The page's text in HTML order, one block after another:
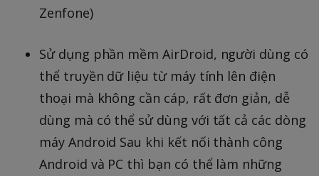
Zenfone)
Sử dụng phần mềm AirDroid, người dùng có
thể truyền dữ liệu từ máy tính lên điện
thoại mà không cần cáp, rất đơn giản, dễ
dùng mà có thể sử dùng với tất cả các dòng
máy Android Sau khi kết nối thành công
Android và PC thì bạn có thể làm những